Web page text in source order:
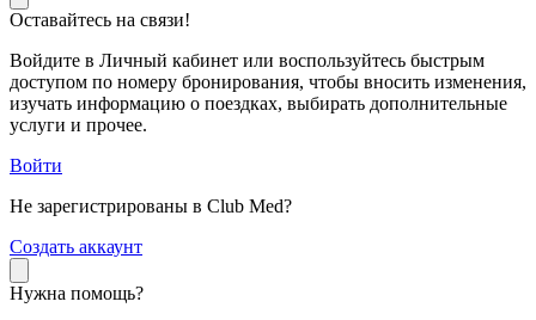
Оставайтесь на связи!
Войдите в Личный кабинет или воспользуйтесь быстрым
доступом по номеру бронирования, чтобы вносить изменения,
изучать информацию о поездках, выбирать дополнительные
услуги и прочее.
Войти
Не зарегистрированы в Club Med?
Создать аккаунт
Нужна помощь?